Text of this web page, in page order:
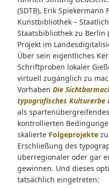
(SDTB), Erik Spiekermann
Kunstbibliothek –
Staatsbibliothek zu Berlin
Projekt im
Über sein eigentliches
Schriftproben lokaler
virtuell zugänglich zu
Vorhaben Die
typografisches Kulturerbe
als
kontrollierten
skalierte Folgeprojekte
Erschließung des
überregionaler oder gar
gewinnen. Und dieses
tatsächlich eingetreten: